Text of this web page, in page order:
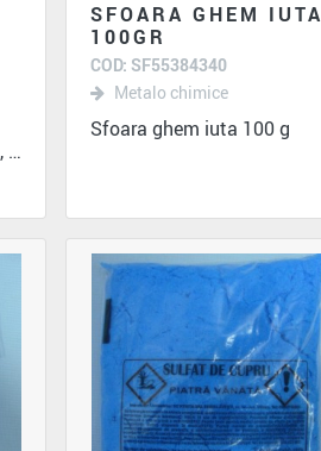
Chit de rosturi Caramel 2 kg , Duraziv...
SFOARA GHEM IUTA
100GR
COD: SF55384340
Metalo chimice
Sfoara ghem iuta 100 g